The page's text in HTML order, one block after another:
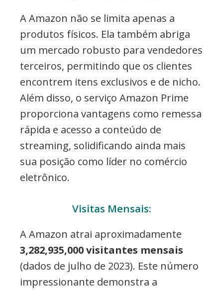
A Amazon não se limita apenas a
produtos físicos. Ela também abriga
um mercado robusto para vendedores
terceiros, permitindo que os clientes
encontrem itens exclusivos e de nicho.
Além disso, o serviço Amazon Prime
proporciona vantagens como remessa
rápida e acesso a conteúdo de
streaming, solidificando ainda mais
sua posição como líder no comércio
eletrônico.
Visitas Mensais:
A Amazon atrai aproximadamente
3,282,935,000 visitantes mensais
(dados de julho de 2023). Este número
impressionante demonstra a